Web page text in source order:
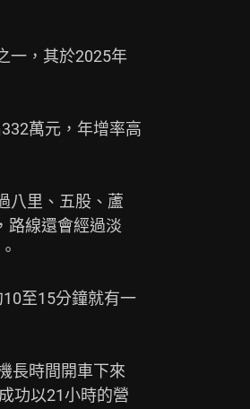
一，其於2025年
萬元，年增率高
八里、五股、蘆
路線還會經過淡
至15分鐘就有一
長時間開車下來
功以21小時的營